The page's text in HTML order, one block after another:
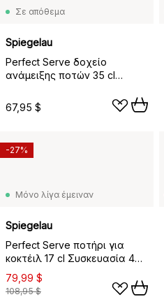
Σε απόθεμα
Spiegelau
Perfect Serve δοχείο
ανάμειξης ποτών 35 cl
διαφανές
67,95 $
Μόνο λίγα έμειναν
Spiegelau
Perfect Serve ποτήρι για
κοκτέιλ 17 cl Συσκευασία 4
τεμαχίων, διαφανές
79,99 $
108,95 $
-27%